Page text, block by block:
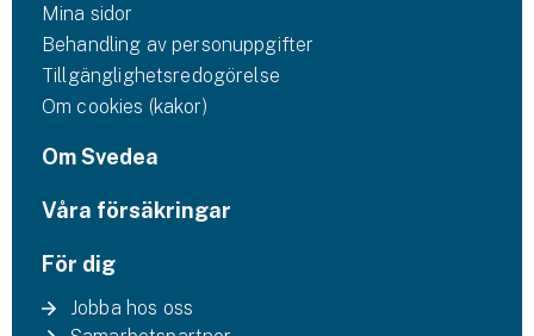
Mina sidor
Behandling av personuppgifter
Tillgänglighetsredogörelse
Om cookies (kakor)
Om Svedea
Våra försäkringar
För dig
Jobba hos oss